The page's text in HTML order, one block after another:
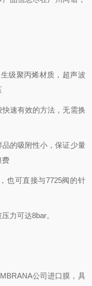
级聚丙烯材质，超声波
速有效的方法，无需换
的吸附性小，保证少量
费
也可直接与7725阀的针
力可达8bar。
公司进口膜，具